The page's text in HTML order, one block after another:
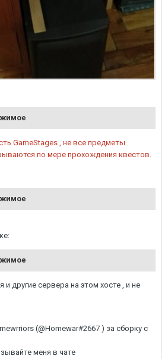
GameStages , не все предметы
по мере прохождения квестов.
и другие сервера на этом хосте , и не
(@Homewar#2667 ) за сборку с
меня в чате